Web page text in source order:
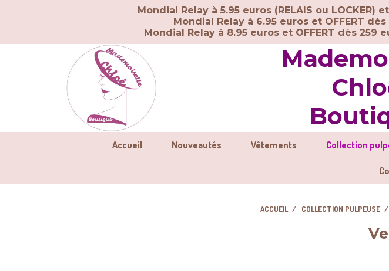
Mondial Relay à 5.95 euros (RELAIS ou
Mondial Relay à 6.95 euros et OFFERT
Mondial Relay à 8.95 euros et OFFERT dès 259
Accueil Nouveautés Vêtements Collection
ACCUEIL COLLECTION PULPEUSE